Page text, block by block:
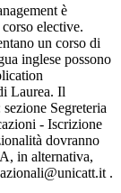
è
elective.
un corso di
inglese possono
Laurea. Il
Segreteria
- Iscrizione
dovranno
in alternativa,
.